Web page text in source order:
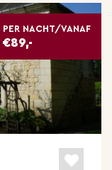
PER NACHT/VANAF
€89,-